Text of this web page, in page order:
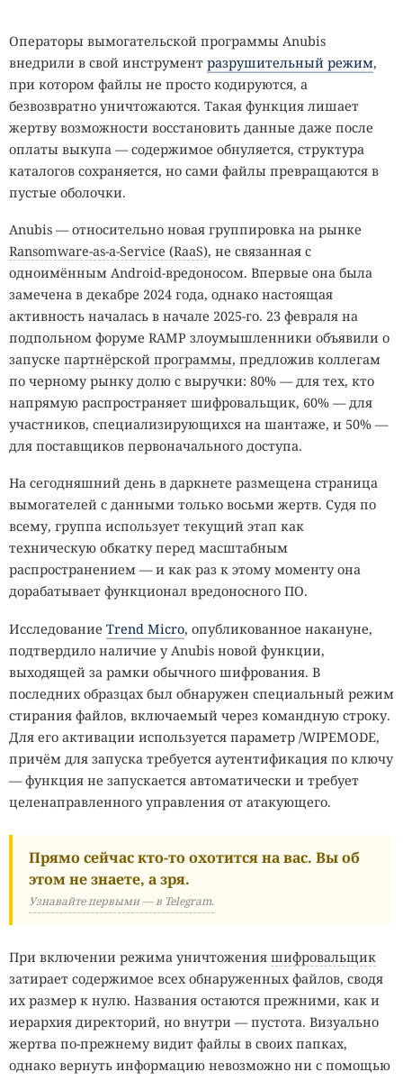
Операторы вымогательской программы Anubis
внедрили в свой инструмент разрушительный режим,
при котором файлы не просто кодируются, а
безвозвратно уничтожаются. Такая функция лишает
жертву возможности восстановить данные даже после
оплаты выкупа — содержимое обнуляется, структура
каталогов сохраняется, но сами файлы превращаются в
пустые оболочки.
Anubis — относительно новая группировка на рынке
Ransomware-as-a-Service (RaaS), не связанная с
одноимённым Android-вредоносом. Впервые она была
замечена в декабре 2024 года, однако настоящая
активность началась в начале 2025-го. 23 февраля на
подпольном форуме RAMP злоумышленники объявили о
запуске партнёрской программы, предложив коллегам
по черному рынку долю с выручки: 80% — для тех, кто
напрямую распространяет шифровальщик, 60% — для
участников, специализирующихся на шантаже, и 50% —
для поставщиков первоначального доступа.
На сегодняшний день в даркнете размещена страница
вымогателей с данными только восьми жертв. Судя по
всему, группа использует текущий этап как
техническую обкатку перед масштабным
распространением — и как раз к этому моменту она
дорабатывает функционал вредоносного ПО.
Исследование Trend Micro, опубликованное накануне,
подтвердило наличие у Anubis новой функции,
выходящей за рамки обычного шифрования. В
последних образцах был обнаружен специальный режим
стирания файлов, включаемый через командную строку.
Для его активации используется параметр /WIPEMODE,
причём для запуска требуется аутентификация по ключу
— функция не запускается автоматически и требует
целенаправленного управления от атакующего.
Прямо сейчас кто-то охотится на вас. Вы об
этом не знаете, а зря.
Узнавайте первыми — в Telegram.
При включении режима уничтожения шифровальщик
затирает содержимое всех обнаруженных файлов, сводя
их размер к нулю. Названия остаются прежними, как и
иерархия директорий, но внутри — пустота. Визуально
жертва по-прежнему видит файлы в своих папках,
однако вернуть информацию невозможно ни с помощью